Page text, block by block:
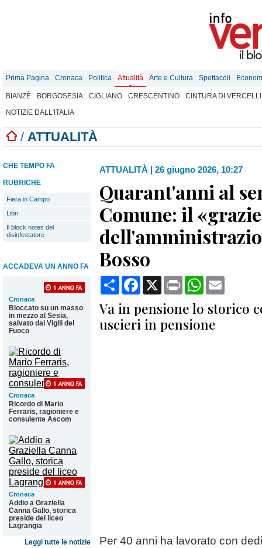
Prima Pagina Cronaca Politica Attualità Arte e Cultura Spettacoli
BIANZÈ BORGOSESIA CIGLIANO CRESCENTINO
CINTURA DI VERCELLI
NOTIZIE DALL'ITALIA
/ ATTUALITÀ
CHE TEMPO FA
RUBRICHE
Fiera in Campo
Libri
Il block notes del
disinfestatore
ACCADEVA UN ANNO FA
Cronaca
Bloccato su un masso
in mezzo al Sesia,
salvato dai Vigili del
Fuoco
Cronaca
Ricordo di Mario
Ferraris, ragioniere e
consulente Ascom
Cronaca
Addio a Graziella
Canna Gallo, storica
preside del liceo
Lagrangia
Leggi tutte le notizie
ATTUALITÀ | 26 giugno 2026, 10:27
Quarant'anni al
Comune: il
Bosso
CondividiFacebook
X Print WhatsApp
Va in pensione lo storico
uscieri in pensione
Per 40 anni ha lavorato con